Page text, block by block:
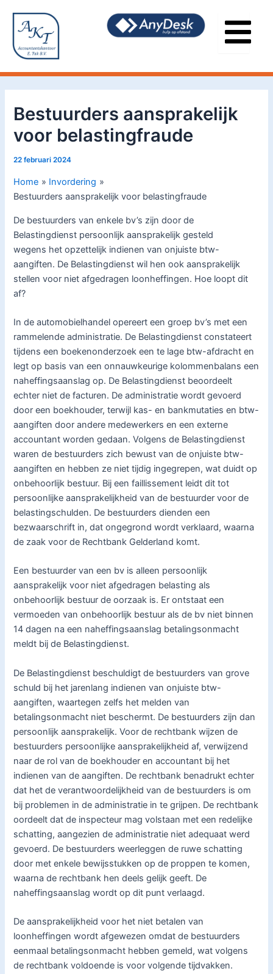
inhoud
Bestuurders aansprakelijk
voor belastingfraude
22 februari 2024
Home
Invordering
Bestuurders aansprakelijk voor belastingfraude
De bestuurders van enkele bv’s zijn door de
Belastingdienst persoonlijk aansprakelijk gesteld
wegens het opzettelijk indienen van onjuiste btw-
aangiften. De Belastingdienst wil hen ook aansprakelijk
stellen voor niet afgedragen loonheffingen. Hoe loopt dit
af?
In de automobielhandel opereert een groep bv’s met een
rammelende administratie. De Belastingdienst constateert
tijdens een boekenonderzoek een te lage btw-afdracht en
legt op basis van een onnauwkeurige kolommenbalans een
naheffingsaanslag op. De Belastingdienst beoordeelt
echter niet de facturen. De administratie wordt gevoerd
door een boekhouder, terwijl kas- en bankmutaties en btw-
aangiften door andere medewerkers en een externe
accountant worden gedaan. Volgens de Belastingdienst
waren de bestuurders zich bewust van de onjuiste btw-
aangiften en hebben ze niet tijdig ingegrepen, wat duidt op
onbehoorlijk bestuur. Bij een faillissement leidt dit tot
persoonlijke aansprakelijkheid van de bestuurder voor de
belastingschulden. De bestuurders dienden een
bezwaarschrift in, dat ongegrond wordt verklaard, waarna
de zaak voor de Rechtbank Gelderland komt.
Een bestuurder van een bv is alleen persoonlijk
aansprakelijk voor niet afgedragen belasting als
onbehoorlijk bestuur de oorzaak is. Er ontstaat een
vermoeden van onbehoorlijk bestuur als de bv niet binnen
14 dagen na een naheffingsaanslag betalingsonmacht
meldt bij de Belastingdienst.
De Belastingdienst beschuldigt de bestuurders van grove
schuld bij het jarenlang indienen van onjuiste btw-
aangiften, waartegen zelfs het melden van
betalingsonmacht niet beschermt. De bestuurders zijn dan
persoonlijk aansprakelijk. Voor de rechtbank wijzen de
bestuurders persoonlijke aansprakelijkheid af, verwijzend
naar de rol van de boekhouder en accountant bij het
indienen van de aangiften. De rechtbank benadrukt echter
dat het de verantwoordelijkheid van de bestuurders is om
bij problemen in de administratie in te grijpen. De rechtbank
oordeelt dat de inspecteur mag volstaan met een redelijke
schatting, aangezien de administratie niet adequaat werd
gevoerd. De bestuurders weerleggen de ruwe schatting
door met enkele bewijsstukken op de proppen te komen,
waarna de rechtbank hen deels gelijk geeft. De
naheffingsaanslag wordt op dit punt verlaagd.
De aansprakelijkheid voor het niet betalen van
loonheffingen wordt afgewezen omdat de bestuurders
eenmaal betalingsonmacht hebben gemeld, wat volgens
de rechtbank voldoende is voor volgende tijdvakken.
navigatie